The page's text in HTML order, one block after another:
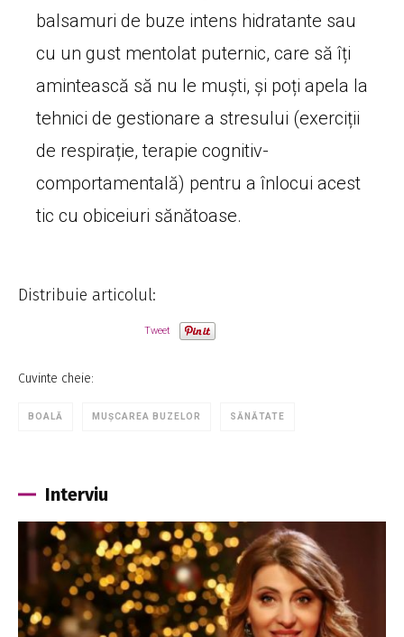
balsamuri de buze intens hidratante sau
cu un gust mentolat puternic, care să îți
amintească să nu le muști, și poți apela la
tehnici de gestionare a stresului (exerciții
de respirație, terapie cognitiv-
comportamentală) pentru a înlocui acest
tic cu obiceiuri sănătoase.
Distribuie articolul:
Tweet
Cuvinte cheie:
BOALĂ MUȘCAREA BUZELOR SĂNĂTATE
Interviu